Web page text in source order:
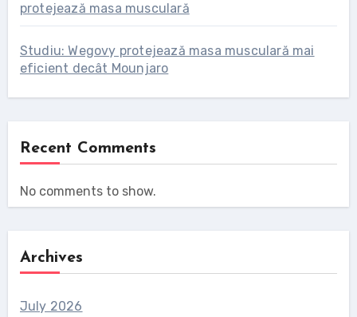
protejează masa musculară
Studiu: Wegovy protejează masa musculară mai
eficient decât Mounjaro
Recent Comments
No comments to show.
Archives
July 2026